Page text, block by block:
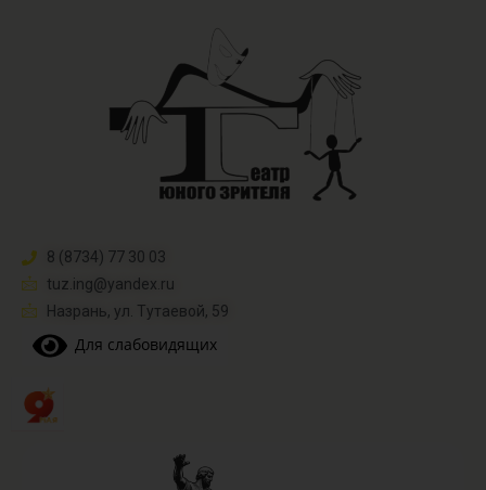
8 (8734) 77 30 03
tuz.ing@yandex.ru​
Назрань, ул. Тутаевой, 59
Для слабовидящих